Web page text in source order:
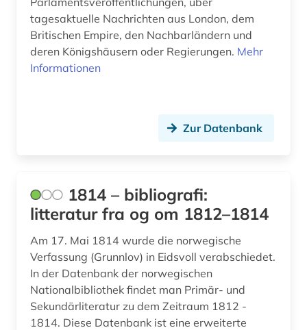
audiovisuelles material (2)
aufgebot (1)
aufklärung (10)
augsburg (1)
augustinus (1)
auktionshaus (1)
aurelius (1)
ausbildung (2)
tagesaktuelle Nachrichten aus London, dem
Britischen Empire, den Nachbarländern und
deren Königshäusern oder Regierungen. Mehr
Informationen
Zur Datenbank
1814 – bibliografi:
litteratur fra og om 1812–1814
Am 17. Mai 1814 wurde die norwegische
Verfassung (Grunnlov) in Eidsvoll verabschiedet.
In der Datenbank der norwegischen
Nationalbibliothek findet man Primär- und
Sekundärliteratur zu dem Zeitraum 1812 -
1814. Diese Datenbank ist eine erweiterte